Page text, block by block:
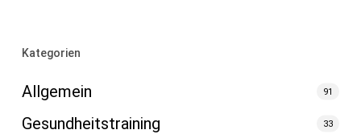
Kategorien
Allgemein 91
Gesundheitstraining 33